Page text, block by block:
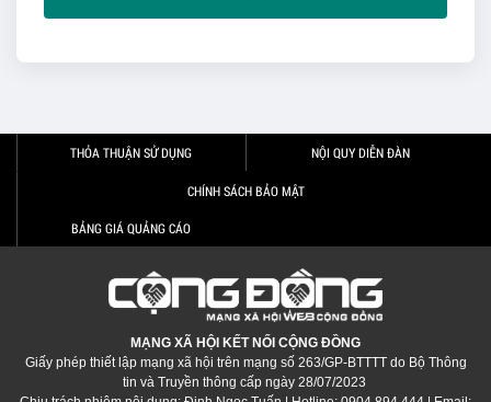
THỎA THUẬN SỬ DỤNG NỘI QUY DIỄN ĐÀN
CHÍNH SÁCH BẢO MẬT
BẢNG GIÁ QUẢNG CÁO
MẠNG XÃ HỘI KẾT NỐI CỘNG ĐỒNG
Giấy phép thiết lập mạng xã hội trên mạng số 263/GP-BTTTT do Bộ Thông
tin và Truyền thông cấp ngày 28/07/2023